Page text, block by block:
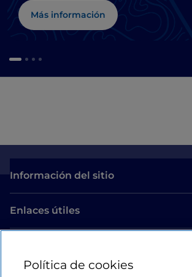
Más información
Información del sitio
Enlaces útiles
Estamos en contacto
Política de cookies